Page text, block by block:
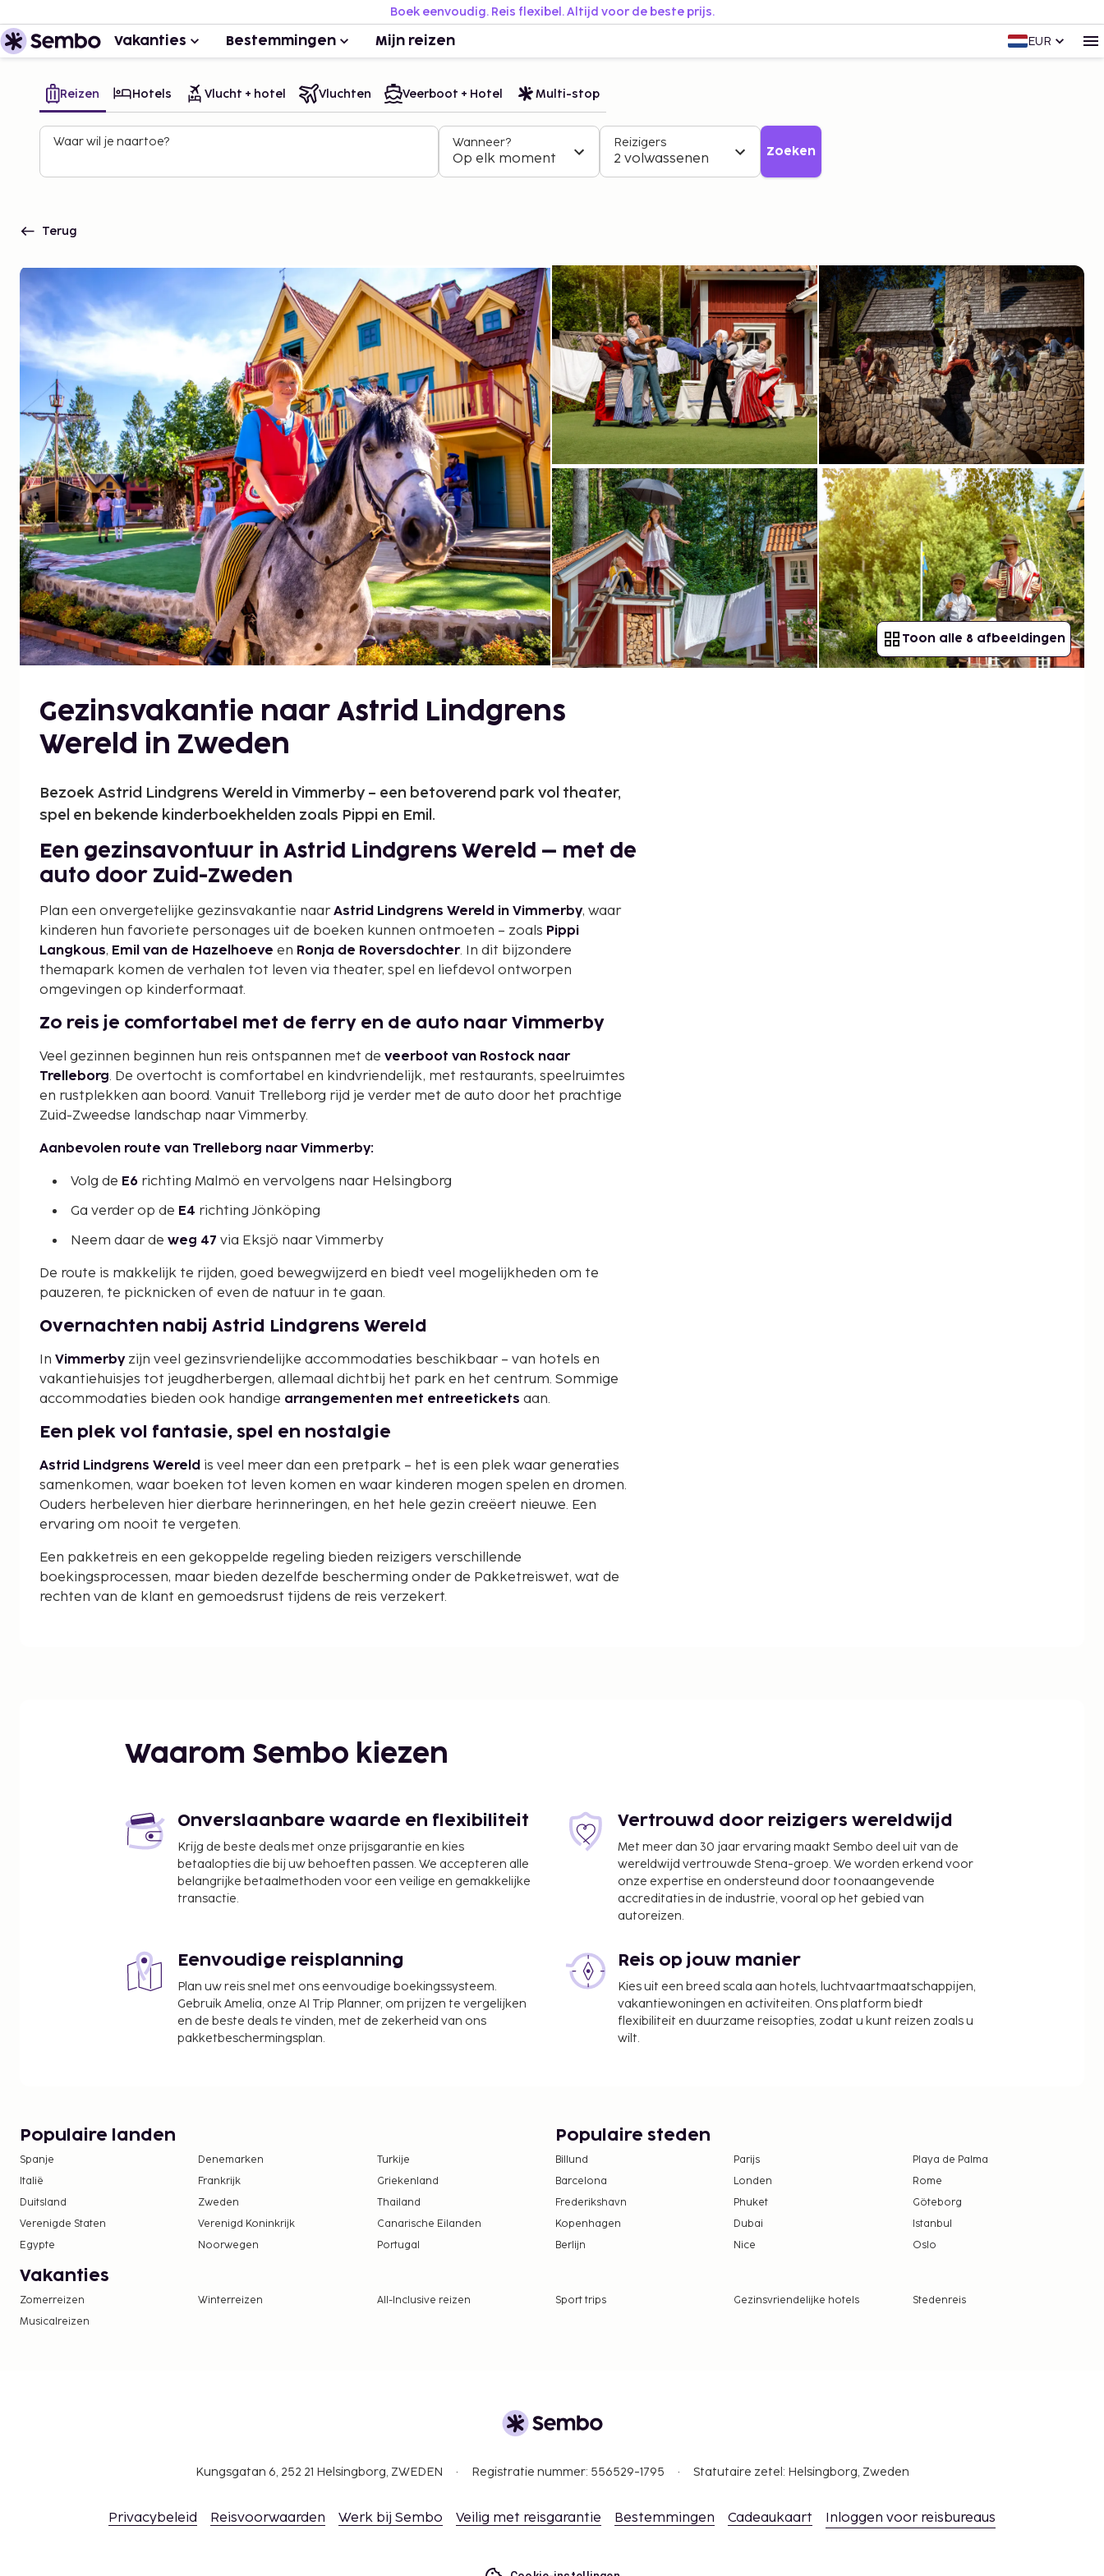
Boek eenvoudig. Reis flexibel. Altijd voor de beste prijs.
Vakanties Bestemmingen Mijn reizen EUR
Reizen Hotels Vlucht + hotel Vluchten Veerboot + Hotel Multi-stop
Waar wil je naartoe? Wanneer?
Op elk moment
Reizigers
2 volwassenen Zoeken
Terug
Toon alle 8 afbeeldingen
Gezinsvakantie naar Astrid Lindgrens
Wereld in Zweden
Bezoek Astrid Lindgrens Wereld in Vimmerby – een betoverend park vol theater,
spel en bekende kinderboekhelden zoals Pippi en Emil.
Een gezinsavontuur in Astrid Lindgrens Wereld – met de
auto door Zuid-Zweden
Plan een onvergetelijke gezinsvakantie naarAstrid Lindgrens Wereld in Vimmerby, waar
kinderen hun favoriete personages uit de boeken kunnen ontmoeten – zoals Pippi
Langkous, Emil van de Hazelhoeve en Ronja de Roversdochter. In dit bijzondere
themapark komen de verhalen tot leven via theater, spel en liefdevol ontworpen
omgevingen op kinderformaat.
Zo reis je comfortabel met de ferry en de auto naar Vimmerby
Veel gezinnen beginnen hun reis ontspannen met de veerboot van Rostock naar
Trelleborg. De overtocht is comfortabel en kindvriendelijk, met restaurants, speelruimtes
en rustplekken aan boord. Vanuit Trelleborg rijd je verder met de auto door het prachtige
Zuid-Zweedse landschap naar Vimmerby.
Aanbevolen route van Trelleborg naar Vimmerby:
Volg de E6 richting Malmö en vervolgens naar Helsingborg
Ga verder op de E4 richting Jönköping
Neem daar de weg 47 via Eksjö naar Vimmerby
De route is makkelijk te rijden, goed bewegwijzerd en biedt veel mogelijkheden om te
pauzeren, te picknicken of even de natuur in te gaan.
Overnachten nabij Astrid Lindgrens Wereld
In Vimmerbyzijn veel gezinsvriendelijke accommodaties beschikbaar – van hotels en
vakantiehuisjes tot jeugdherbergen, allemaal dichtbij het park en het centrum. Sommige
accommodaties bieden ook handige arrangementen met entreetickets aan.
Een plek vol fantasie, spel en nostalgie
Astrid Lindgrens Wereld is veel meer dan een pretpark – het is een plek waar generaties
samenkomen, waar boeken tot leven komen en waar kinderen mogen spelen en dromen.
Ouders herbeleven hier dierbare herinneringen, en het hele gezin creëert nieuwe. Een
ervaring om nooit te vergeten.
Een pakketreis en een gekoppelde regeling bieden reizigers verschillende
boekingsprocessen, maar bieden dezelfde bescherming onder de Pakketreiswet, wat de
rechten van de klant en gemoedsrust tijdens de reis verzekert.
Waarom Sembo kiezen
Onverslaanbare waarde en flexibiliteit
Krijg de beste deals met onze prijsgarantie en kies
betaalopties die bij uw behoeften passen. We accepteren alle
belangrijke betaalmethoden voor een veilige en gemakkelijke
transactie.
Vertrouwd door reizigers wereldwijd
Met meer dan 30 jaar ervaring maakt Sembo deel uit van de
wereldwijd vertrouwde Stena-groep. We worden erkend voor
onze expertise en ondersteund door toonaangevende
accreditaties in de industrie, vooral op het gebied van
autoreizen.
Eenvoudige reisplanning
Plan uw reis snel met ons eenvoudige boekingssysteem.
Gebruik Amelia, onze AI Trip Planner, om prijzen te vergelijken
en de beste deals te vinden, met de zekerheid van ons
pakketbeschermingsplan.
Reis op jouw manier
Kies uit een breed scala aan hotels, luchtvaartmaatschappijen,
vakantiewoningen en activiteiten. Ons platform biedt
flexibiliteit en duurzame reisopties, zodat u kunt reizen zoals u
wilt.
Populaire landen
Spanje Denemarken
Turkije
Italië
Frankrijk
Griekenland
Duitsland
Zweden
Thailand
Verenigde Staten
Verenigd Koninkrijk
Canarische Eilanden
Egypte
Noorwegen Portugal
Populaire steden
Billund Parijs
Playa de Palma
Barcelona
Londen
Rome
Frederikshavn
Phuket
Göteborg
Kopenhagen
Dubai
Istanbul
Berlijn
Nice Oslo
Vakanties
Zomerreizen Winterreizen All-Inclusive reizen Sport trips Gezinsvriendelijke hotels
Stedenreis
Musicalreizen
Kungsgatan 6, 252 21 Helsingborg, ZWEDEN Registratie nummer: 556529-1795 Statutaire zetel: Helsingborg, Zweden
Privacybeleid Reisvoorwaarden Werk bij Sembo Veilig met reisgarantie Bestemmingen Cadeaukaart Inloggen voor reisbureaus